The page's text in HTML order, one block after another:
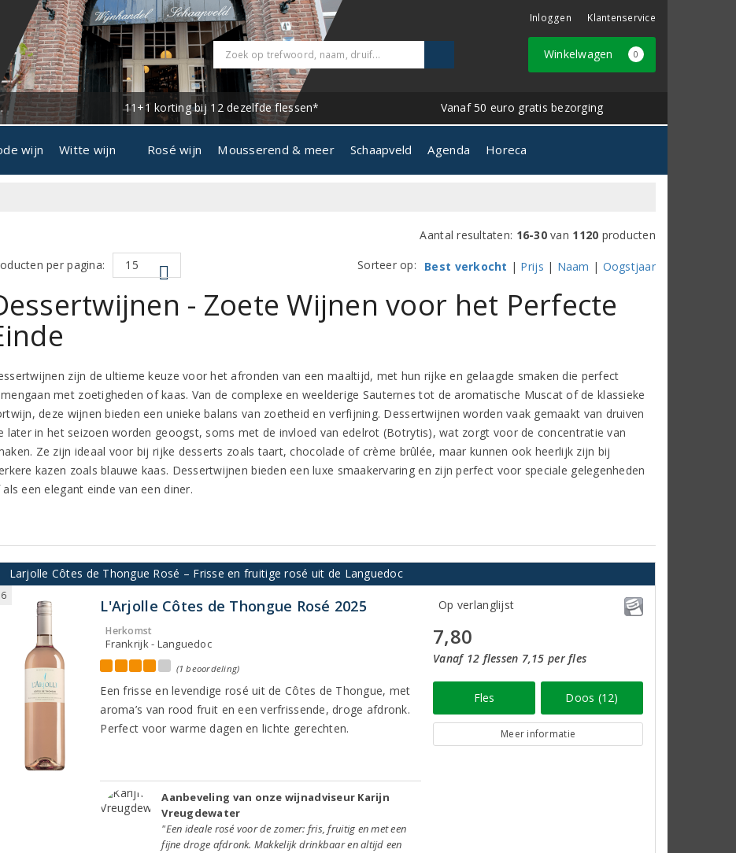
Inloggen Klantenservice
Winkelwagen 0
11+1 korting bij 12 dezelfde flessen* Vanaf 50 euro gratis bezorging
wijn Witte wijn Rosé wijn Mousserend & meer Schaapveld Agenda Horeca
Aantal resultaten: 16-30van 1120 producten
per pagina:
Sorteer op: Best verkocht | Prijs | Naam | Oogstjaar
- Zoete Wijnen voor het Perfecte
zijn de ultieme keuze voor het afronden van een maaltijd, met hun rijke en gelaagde smaken die perfect
met zoetigheden of kaas. Van de complexe en weelderige Sauternes tot de aromatische Muscat of de klassieke
deze wijnen bieden een unieke balans van zoetheid en verfijning. Dessertwijnen worden vaak gemaakt van druiven
later in het seizoen worden geoogst, soms met de invloed van edelrot (Botrytis), wat zorgt voor de concentratie van
Ze zijn ideaal voor bij rijke desserts zoals taart, chocolade of crème brûlée, maar kunnen ook heerlijk zijn bij
kazen zoals blauwe kaas. Dessertwijnen bieden een luxe smaakervaring en zijn perfect voor speciale gelegenheden
een elegant einde van een diner.
Larjolle Côtes de Thongue Rosé – Frisse en fruitige rosé uit de Languedoc
L'Arjolle Côtes de Thongue Rosé 2025
Herkomst
Frankrijk - Languedoc
(1 beoordeling)
Een frisse en levendige rosé uit de Côtes de Thongue, met
aroma’s van rood fruit en een verfrissende, droge afdronk.
Perfect voor warme dagen en lichte gerechten.
Aanbeveling van onze wijnadviseur Karijn
Vreugdewater
"Een ideale rosé voor de zomer: fris, fruitig en met een
fijne droge afdronk. Makkelijk drinkbaar en altijd een
Op verlanglijst
7,80
Vanaf 12 flessen 7,15 per fles
Fles Doos (12)
Meer informatie